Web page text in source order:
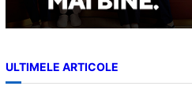
ULTIMELE ARTICOLE